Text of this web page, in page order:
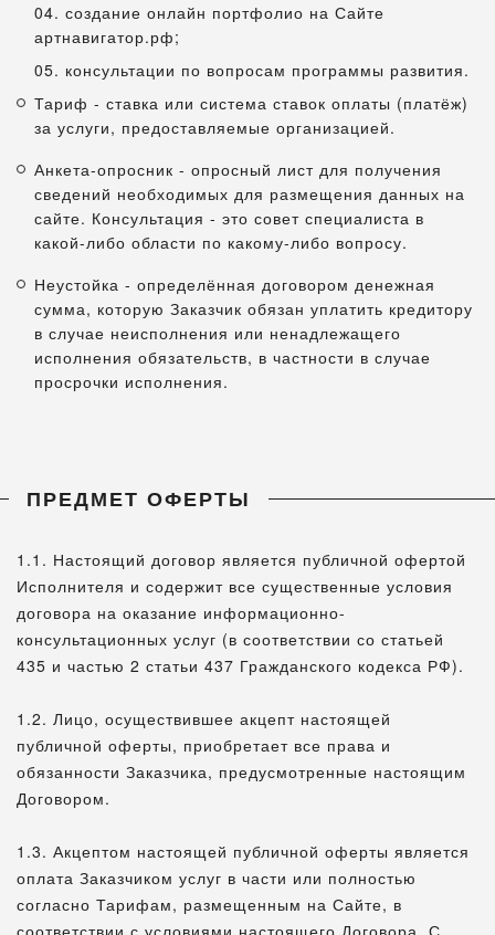
04. создание онлайн портфолио на Сайте
артнавигатор.рф;
05. консультации по вопросам программы развития.
Тариф - ставка или система ставок оплаты (платёж)
за услуги, предоставляемые организацией.
Анкета-опросник - опросный лист для получения
сведений необходимых для размещения данных на
сайте. Консультация - это совет специалиста в
какой-либо области по какому-либо вопросу.
Неустойка - определённая договором денежная
сумма, которую Заказчик обязан уплатить кредитору
в случае неисполнения или ненадлежащего
исполнения обязательств, в частности в случае
просрочки исполнения.
ПРЕДМЕТ ОФЕРТЫ
1.1. Настоящий договор является публичной офертой
Исполнителя и содержит все существенные условия
договора на оказание информационно-
консультационных услуг (в соответствии со статьей
435 и частью 2 статьи 437 Гражданского кодекса РФ).
1.2. Лицо, осуществившее акцепт настоящей
публичной оферты, приобретает все права и
обязанности Заказчика, предусмотренные настоящим
Договором.
1.3. Акцептом настоящей публичной оферты является
оплата Заказчиком услуг в части или полностью
согласно Тарифам, размещенным на Сайте, в
соответствии с условиями настоящего Договора. С